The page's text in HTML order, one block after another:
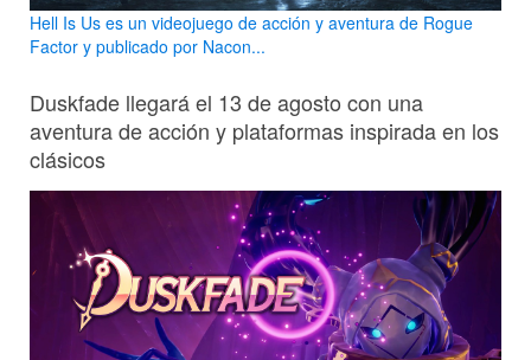
Hell Is Us es un videojuego de acción y aventura de Rogue
Factor y publicado por Nacon...
Duskfade llegará el 13 de agosto con una
aventura de acción y plataformas inspirada en los
clásicos